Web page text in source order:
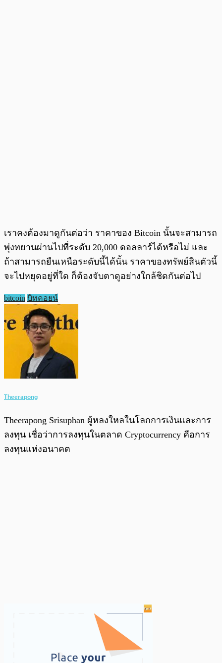
เราคงต้องมาดูกันต่อว่า ราคาของ Bitcoin นั้นจะสามารถ
พุ่งทยานผ่านไปที่ระดับ 20,000 ดอลลาร์ได้หรือไม่ และ
ถ้าสามารถยืนเหนือระดับนี้ได้นั้น ราคาของทรัพย์สินตัวนี้
จะไปหยุดอยู่ที่ใด ก็ต้องจับตาดูอย่างใกล้ชิดกันต่อไป
bitcoin บิทคอยน์
Theerapong
Theerapong Srisuphan ผู้หลงใหลในโลกการเงินและการ
ลงทุน เชื่อว่าการลงทุนในตลาด Cryptocurrency คือการ
ลงทุนแห่งอนาคต